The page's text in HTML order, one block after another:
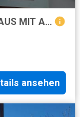
RESERVIERT! GROSSES EINFAMILIEN HAUS MIT AUSBAU MÖGLICHKEIT NEBENGEBÄUDE GROSSER INNENHOF RUHELAGE!
ansehen